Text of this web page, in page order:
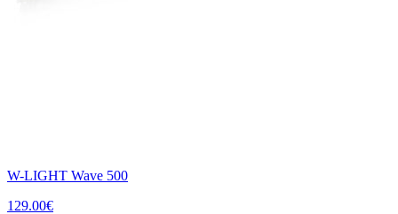
W-LIGHT Wave 500
129.00€